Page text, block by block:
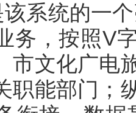
该系统的一
务，按照V
市文化广电
职能部门；